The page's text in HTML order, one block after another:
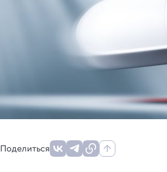
Поделиться